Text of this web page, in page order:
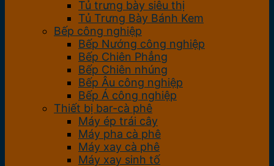
Tủ trưng bày siêu thị
Tủ Trưng Bày Bánh Kem
Bếp công nghiệp
Bếp Nướng công nghiệp
Bếp Chiên Phẳng
Bếp Chiên nhúng
Bếp Âu công nghiệp
Bếp Á công nghiệp
Thiết bị bar-cà phê
Máy ép trái cây
Máy pha cà phê
Máy xay cà phê
Máy xay sinh tố